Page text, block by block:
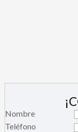
Nombre
Teléfono